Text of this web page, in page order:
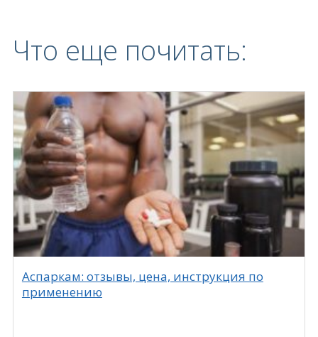
Что еще почитать:
Аспаркам: отзывы, цена, инструкция по
применению